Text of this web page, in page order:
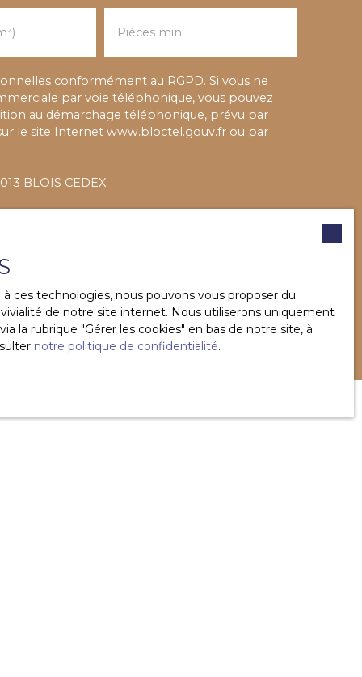
Pièces min
conformément au RGPD. Si vous ne
par voie téléphonique, vous pouvez
au démarchage téléphonique, prévu par
le site Internet www.bloctel.gouv.fr ou par
BLOIS CEDEX.
ANNONCES
ces technologies, nous pouvons vous proposer du
de notre site internet. Nous utiliserons uniquement
rubrique ″Gérer les cookies″ en bas de notre site, à
notre politique de confidentialité.